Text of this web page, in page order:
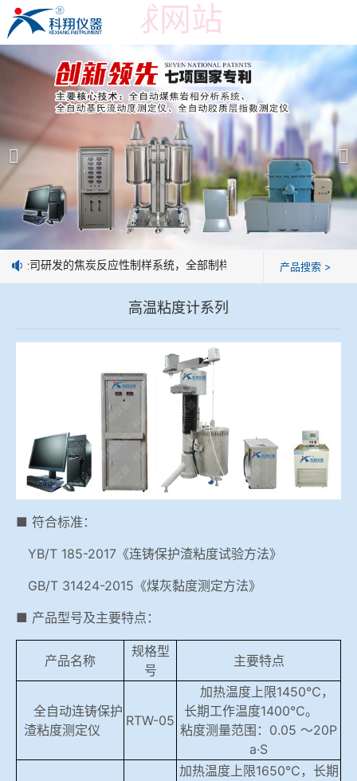
世界杯押球网站
世界杯押球网站
产品展示 ＞
焦炭高温性能检测系统
焦化行业检测及优化配煤设备
球团矿/烧结矿/块矿高温冶金性能检测系统
烧结/球团优化配矿研究设备
高炉配吹煤检测设备
冶金渣、保护渣等高温物性检测设备
冶金石灰活性度测定仪
矿石、焦炭物理检测及制样设备
公司简介
世界杯押球网站
企业业绩
技术交流
标准下载
公司研发的焦炭反应性制样系统，全部制样过程机械化操作，没有
产品搜索 >
高温粘度计系列
■ 符合标准：
YB/T 185-2017《连铸保护渣粘度试验方法》
GB/T 31424-2015《煤灰黏度测定方法》
■ 产品型号及主要特点：
产品名称
规格型
号
主要特点
全自动连铸保护
渣粘度测定仪
RTW-05
加热温度上限1450℃，
长期工作温度1400℃。
粘度测量范围：0.05 ～20P
a·S
加热温度上限1650℃，长期